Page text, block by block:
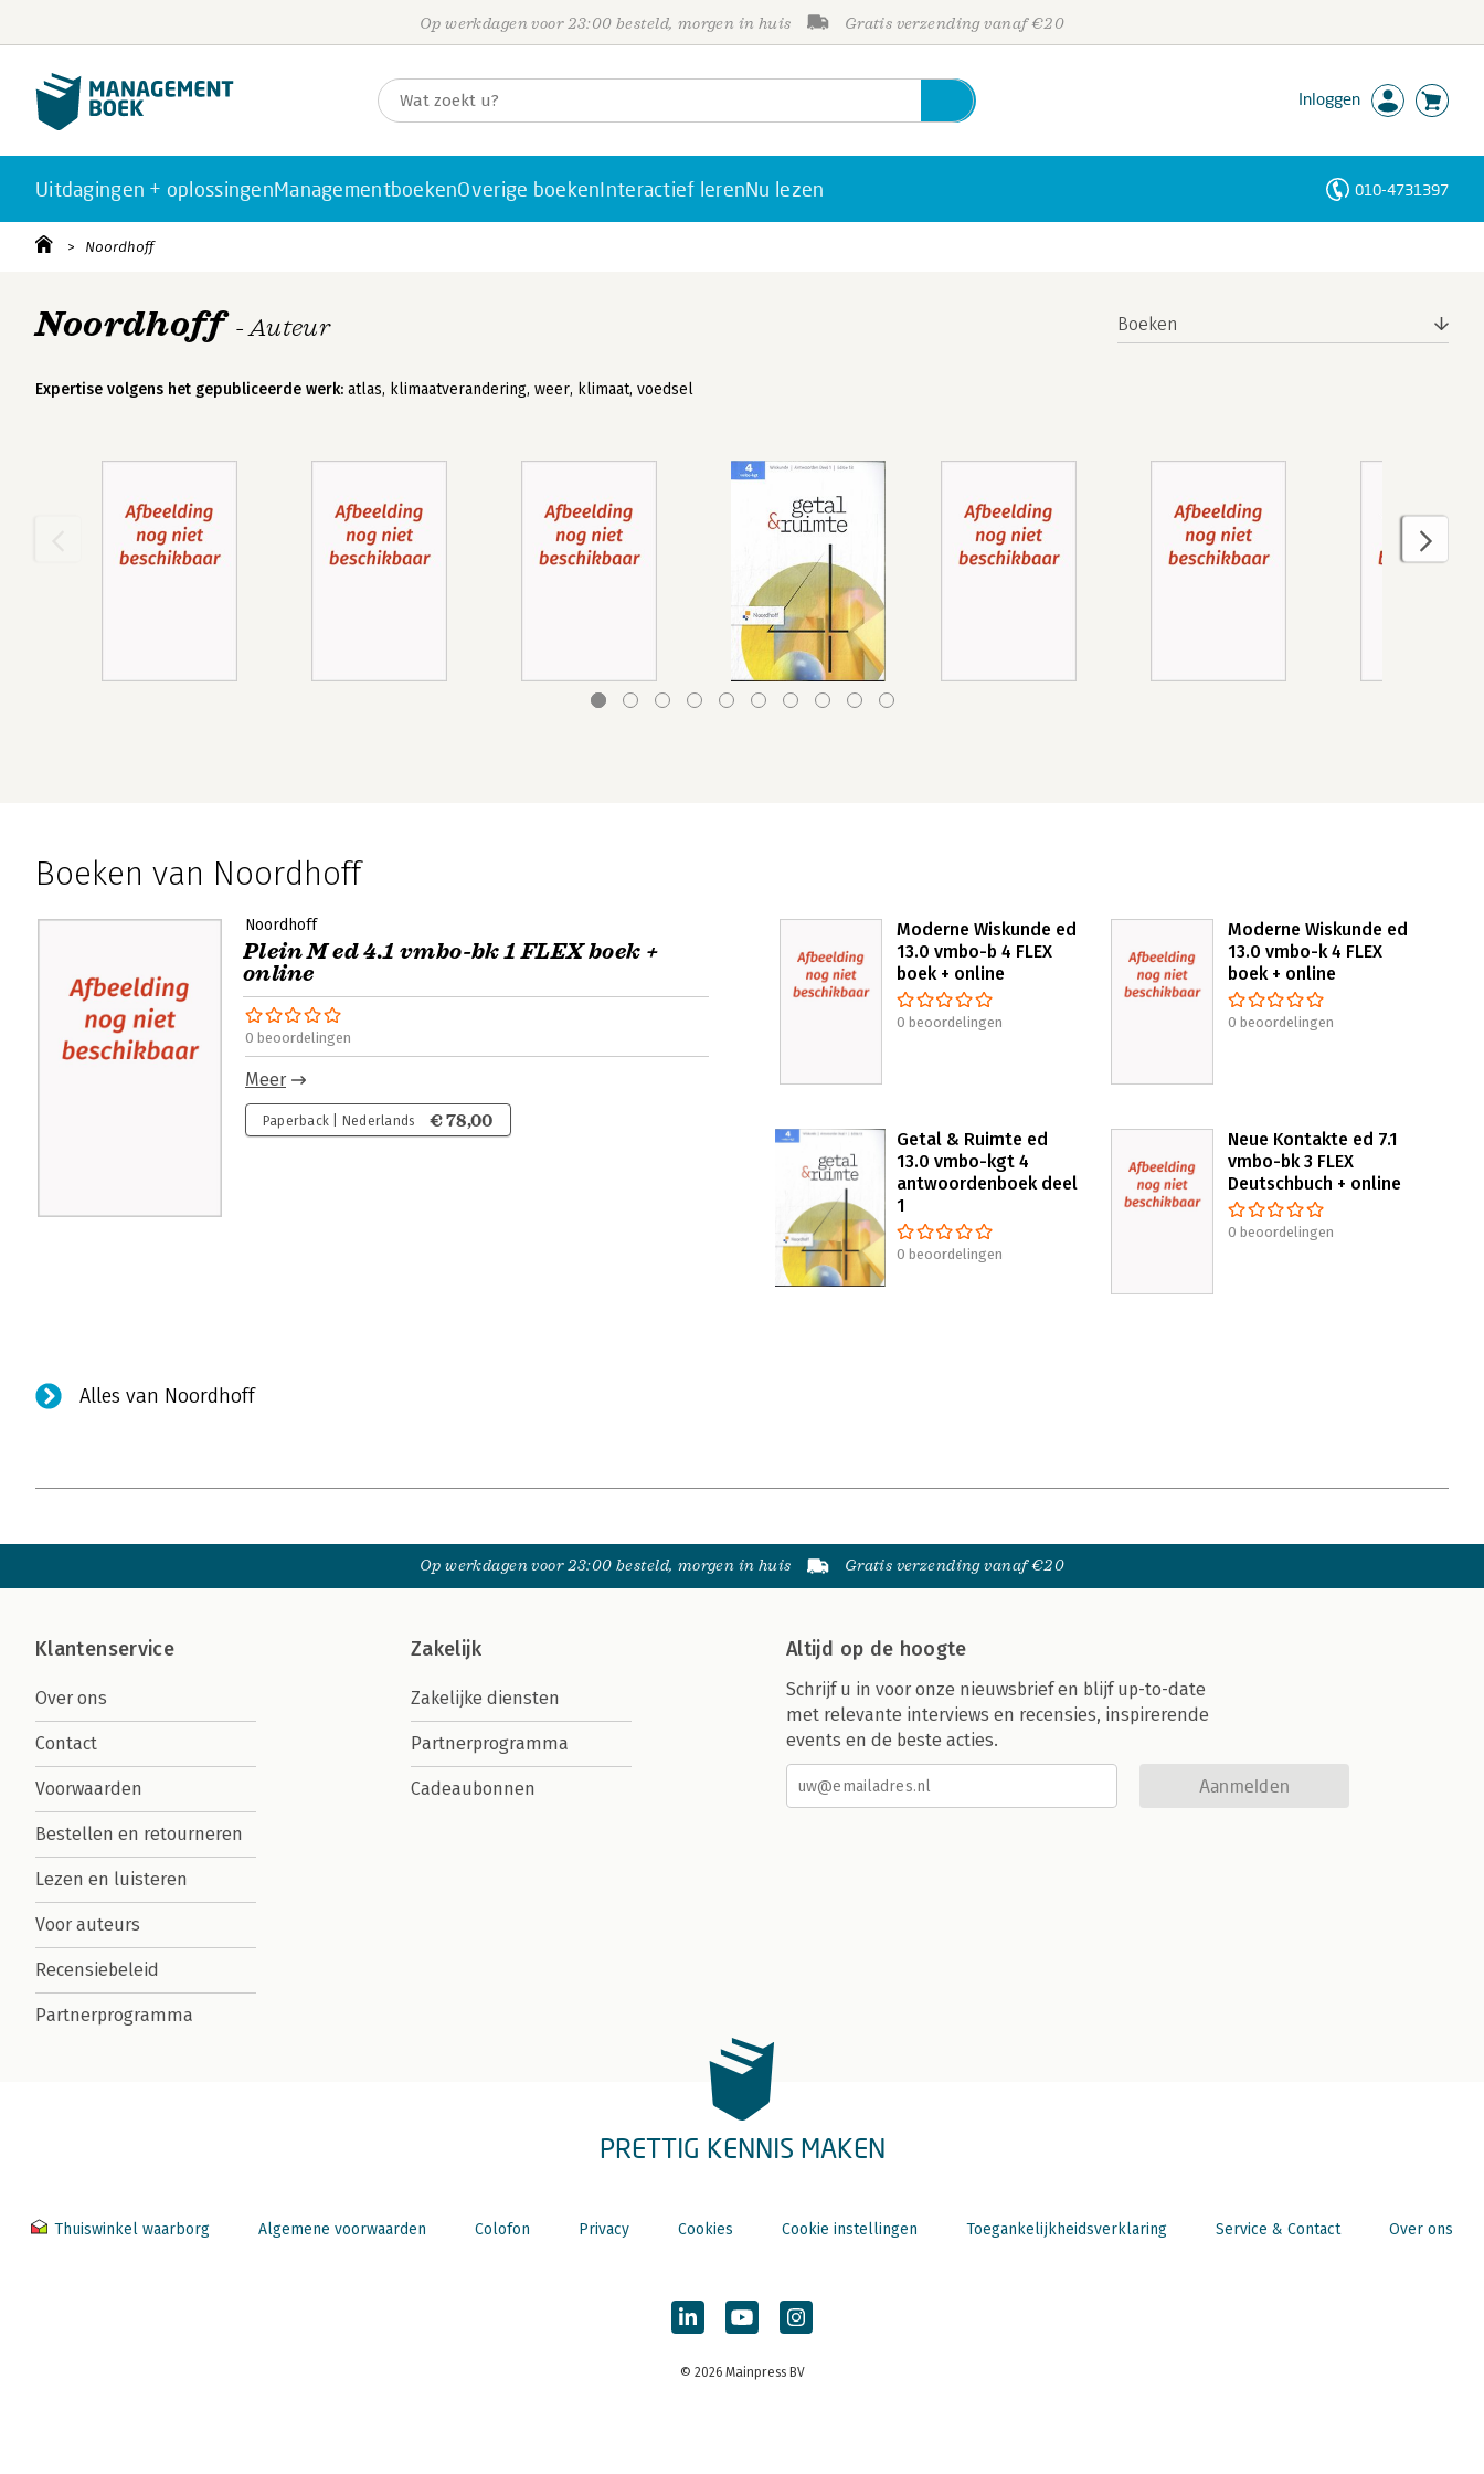
Op werkdagen voor 23:00 besteld, morgen in huis Gratis verzending vanaf €20
Inloggen
Uitdagingen + oplossingenManagementboekenOverige boekenInteractief lerenNu lezen 010-4731397
Noordhoff
Noordhoff - Auteur
Expertise volgens het gepubliceerde werk: atlas, klimaatverandering, weer, klimaat, voedsel
Boeken
Boeken van Noordhoff
Noordhoff
Plein M ed 4.1 vmbo-bk 1 FLEX boek +
online
0 beoordelingen
Meer
Paperback | Nederlands € 78,00
Moderne Wiskunde ed
13.0 vmbo-b 4 FLEX
boek + online
0 beoordelingen
Moderne Wiskunde ed
13.0 vmbo-k 4 FLEX
boek + online
0 beoordelingen
Getal & Ruimte ed
13.0 vmbo-kgt 4
antwoordenboek deel
1
0 beoordelingen
Neue Kontakte ed 7.1
vmbo-bk 3 FLEX
Deutschbuch + online
0 beoordelingen
Alles van Noordhoff
Op werkdagen voor 23:00 besteld, morgen in huis Gratis verzending vanaf €20
Klantenservice
Over ons
Contact
Voorwaarden
Bestellen en retourneren
Lezen en luisteren
Voor auteurs
Recensiebeleid
Partnerprogramma
Zakelijk
Zakelijke diensten
Partnerprogramma
Cadeaubonnen
Altijd op de hoogte
Schrijf u in voor onze nieuwsbrief en blijf up-to-date
met relevante interviews en recensies, inspirerende
events en de beste acties.
Aanmelden
PRETTIG KENNIS MAKEN
Thuiswinkel waarborg Algemene voorwaarden Colofon Privacy Cookies Cookie instellingen Toegankelijkheidsverklaring Service & Contact Over ons
© 2026 Mainpress BV
Personen